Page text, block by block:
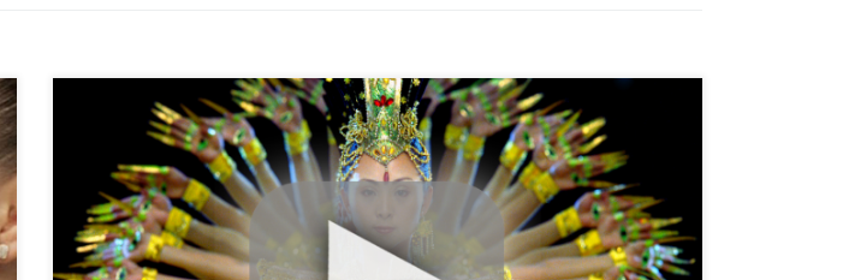
Samsara, o călătorie de neuitat: 5 ani, 25 de tari, 100 de locatii de filmat. Trailer
Pamantul este o oaza nesecata de peisaje care iti taie rasuflarea, iar